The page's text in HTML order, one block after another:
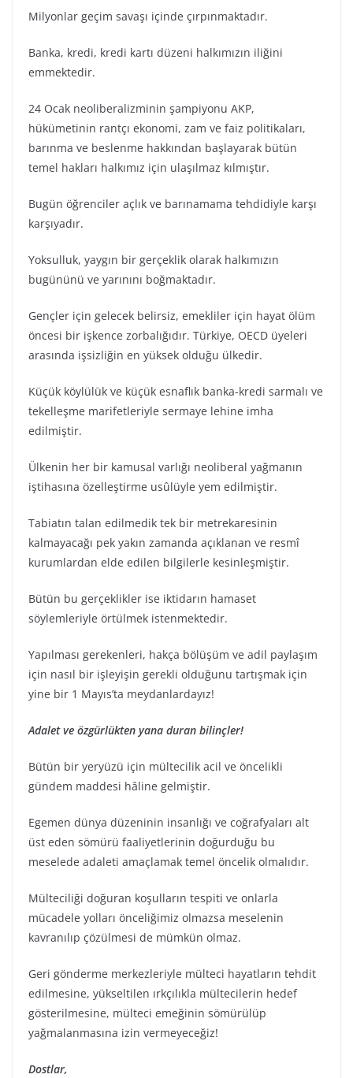
Milyonlar geçim savaşı içinde çırpınmaktadır.
Banka, kredi, kredi kartı düzeni halkımızın iliğini
emmektedir.
24 Ocak neoliberalizminin şampiyonu AKP,
hükümetinin rantçı ekonomi, zam ve faiz politikaları,
barınma ve beslenme hakkından başlayarak bütün
temel hakları halkımız için ulaşılmaz kılmıştır.
Bugün öğrenciler açlık ve barınamama tehdidiyle karşı
karşıyadır.
Yoksulluk, yaygın bir gerçeklik olarak halkımızın
bugününü ve yarınını boğmaktadır.
Gençler için gelecek belirsiz, emekliler için hayat ölüm
öncesi bir işkence zorbalığıdır. Türkiye, OECD üyeleri
arasında işsizliğin en yüksek olduğu ülkedir.
Küçük köylülük ve küçük esnaflık banka-kredi sarmalı ve
tekelleşme marifetleriyle sermaye lehine imha
edilmiştir.
Ülkenin her bir kamusal varlığı neoliberal yağmanın
iştihasına özelleştirme usûlüyle yem edilmiştir.
Tabiatın talan edilmedik tek bir metrekaresinin
kalmayacağı pek yakın zamanda açıklanan ve resmî
kurumlardan elde edilen bilgilerle kesinleşmiştir.
Bütün bu gerçeklikler ise iktidarın hamaset
söylemleriyle örtülmek istenmektedir.
Yapılması gerekenleri, hakça bölüşüm ve adil paylaşım
için nasıl bir işleyişin gerekli olduğunu tartışmak için
yine bir 1 Mayıs’ta meydanlardayız!
Adalet ve özgürlükten yana duran bilinçler!
Bütün bir yeryüzü için mültecilik acil ve öncelikli
gündem maddesi hâline gelmiştir.
Egemen dünya düzeninin insanlığı ve coğrafyaları alt
üst eden sömürü faaliyetlerinin doğurduğu bu
meselede adaleti amaçlamak temel öncelik olmalıdır.
Mülteciliği doğuran koşulların tespiti ve onlarla
mücadele yolları önceliğimiz olmazsa meselenin
kavranılıp çözülmesi de mümkün olmaz.
Geri gönderme merkezleriyle mülteci hayatların tehdit
edilmesine, yükseltilen ırkçılıkla mültecilerin hedef
gösterilmesine, mülteci emeğinin sömürülüp
yağmalanmasına izin vermeyeceğiz!
Dostlar,